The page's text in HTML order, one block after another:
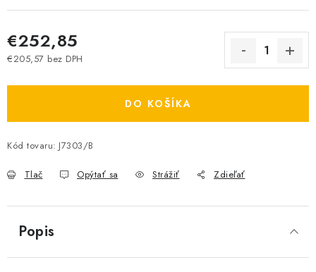
€252,85
€205,57 bez DPH
DO KOŠÍKA
Kód tovaru: J7303/B
Tlač Opýtať sa Strážiť Zdieľať
Popis